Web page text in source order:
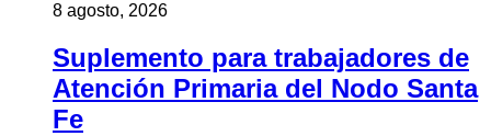
8 agosto, 2026
Suplemento para trabajadores de
Atención Primaria del Nodo Santa
Fe